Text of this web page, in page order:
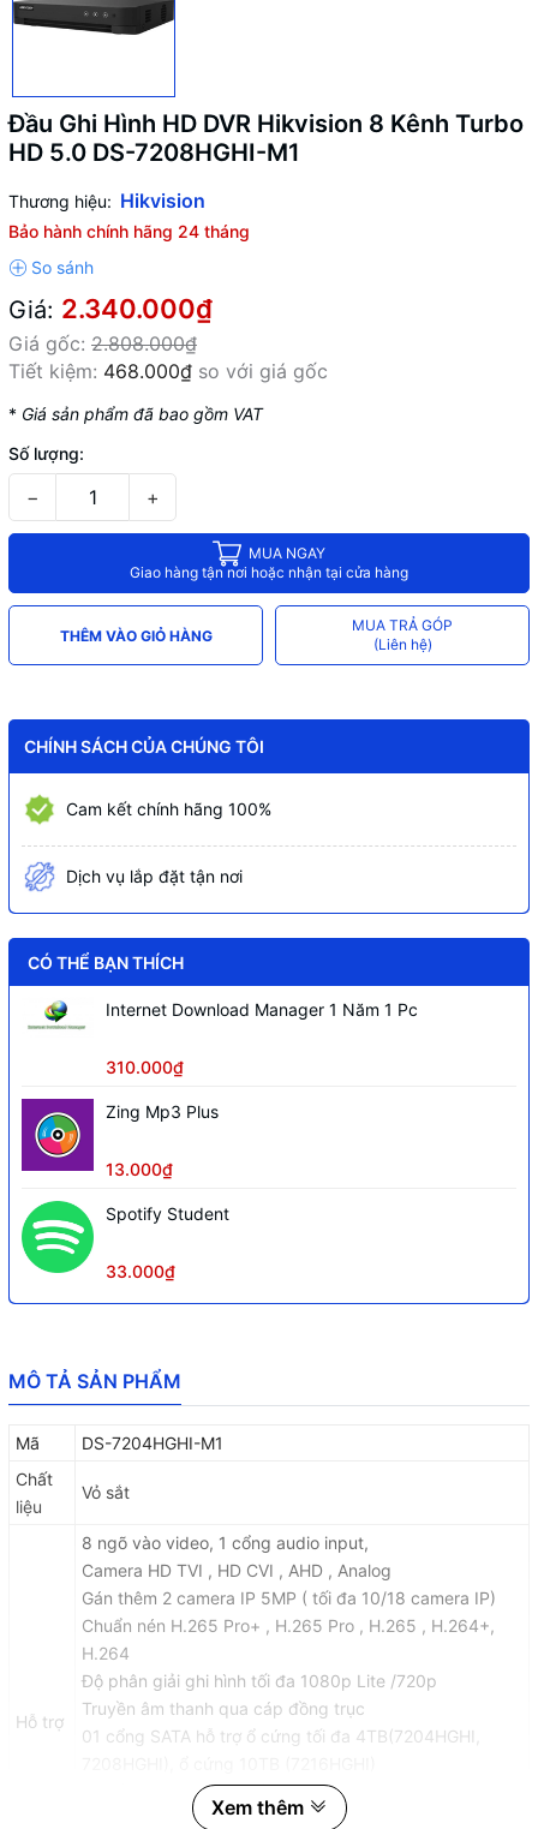
Đầu Ghi Hình HD DVR Hikvision 8 Kênh Turbo
HD 5.0 DS-7208HGHI-M1
Thương hiệu: Hikvision
Bảo hành chính hãng 24 tháng
Giá: 2.340.000₫
Giá gốc: 2.808.000₫
Tiết kiệm: 468.000₫ so với giá gốc
* Giá sản phẩm đã bao gồm VAT
Số lượng:
− +
MUA NGAY
Giao hàng tận nơi hoặc nhận tại cửa hàng
THÊM VÀO GIỎ HÀNG
MUA TRẢ GÓP
(Liên hệ)
CHÍNH SÁCH CỦA CHÚNG TÔI
Cam kết chính hãng 100%
Dịch vụ lắp đặt tận nơi
CÓ THỂ BẠN THÍCH
Internet Download Manager 1 Năm 1 Pc
310.000₫
Zing Mp3 Plus
13.000₫
Spotify Student
33.000₫
MÔ TẢ SẢN PHẨM
Mã
DS-7204HGHI-M1
Chất
liệu
Vỏ sắt
Hỗ trợ
8 ngõ vào video, 1 cổng audio input,
Camera HD TVI , HD CVI , AHD , Analog
Gán thêm 2 camera IP 5MP ( tối đa 10/18 camera IP)
Chuẩn nén H.265 Pro+ , H.265 Pro , H.265 , H.264+,
H.264
Độ phân giải ghi hình tối đa 1080p Lite /720p
Truyền âm thanh qua cáp đồng trục
01 cổng SATA hỗ trợ ổ cứng tối đa 4TB(7204HGHI,
01 cổng HDMI và 01 cổng VGA với Độ phân giải lên tới:
Xem thêm